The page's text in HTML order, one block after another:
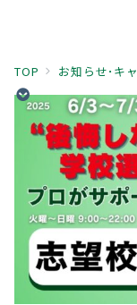
TOP お知らせ･キ